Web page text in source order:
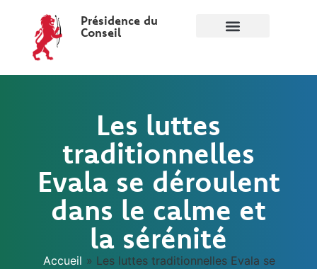
Présidence du
Conseil
Les luttes
traditionnelles
Evala se déroulent
dans le calme et
la sérénité
Accueil » Les luttes traditionnelles Evala se